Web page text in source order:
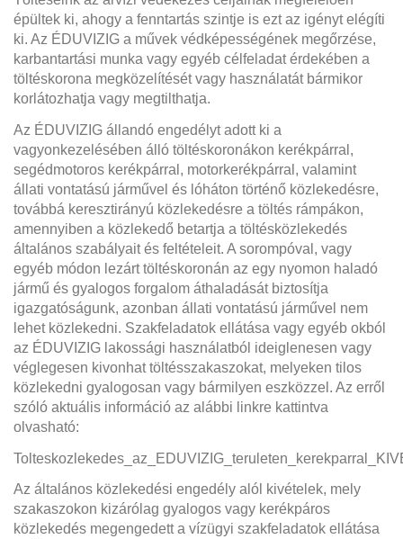
épültek ki, ahogy a fenntartás szintje is ezt az igényt elégíti
ki. Az ÉDUVIZIG a művek védképességének megőrzése,
karbantartási munka vagy egyéb célfeladat érdekében a
töltéskorona megközelítését vagy használatát bármikor
korlátozhatja vagy megtilthatja.
Az ÉDUVIZIG állandó engedélyt adott ki a
vagyonkezelésében álló töltéskoronákon kerékpárral,
segédmotoros kerékpárral, motorkerékpárral, valamint
állati vontatású járművel és lóháton történő közlekedésre,
továbbá keresztirányú közlekedésre a töltés rámpákon,
amennyiben a közlekedő betartja a töltésközlekedés
általános szabályait és feltételeit. A sorompóval, vagy
egyéb módon lezárt töltéskoronán az egy nyomon haladó
jármű és gyalogos forgalom áthaladását biztosítja
igazgatóságunk, azonban állati vontatású járművel nem
lehet közlekedni. Szakfeladatok ellátása vagy egyéb okból
az ÉDUVIZIG lakossági használatból ideiglenesen vagy
véglegesen kivonhat töltésszakaszokat, melyeken tilos
közlekedni gyalogosan vagy bármilyen eszközzel. Az erről
szóló aktuális információ az alábbi linkre kattintva
olvasható:
Az általános közlekedési engedély alól kivételek, mely
szakaszokon kizárólag gyalogos vagy kerékpáros
közlekedés megengedett a vízügyi szakfeladatok ellátása